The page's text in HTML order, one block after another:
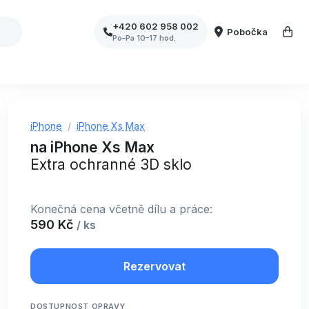
+420 602 958 002
Po–Pa 10–17 hod.
Pobočka
iPhone iPhone Xs Max
na iPhone Xs Max
Extra ochranné 3D sklo
Konečná cena včetně dílu a práce:
590 Kč / ks
Rezervovat
DOSTUPNOST OPRAVY